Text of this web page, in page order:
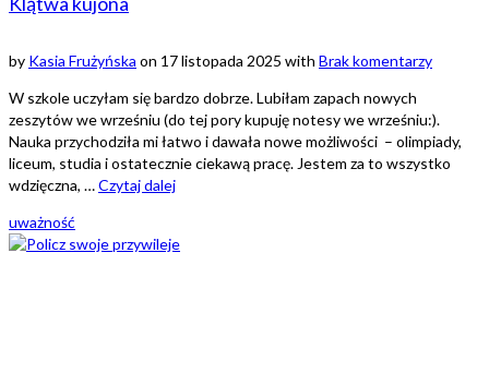
by Kasia Frużyńska on 17 listopada 2025 with Brak komentarzy
W szkole uczyłam się bardzo dobrze. Lubiłam zapach nowych
zeszytów we wrześniu (do tej pory kupuję notesy we wrześniu:).
Nauka przychodziła mi łatwo i dawała nowe możliwości – olimpiady,
liceum, studia i ostatecznie ciekawą pracę. Jestem za to wszystko
wdzięczna, …Czytaj dalej
uważność